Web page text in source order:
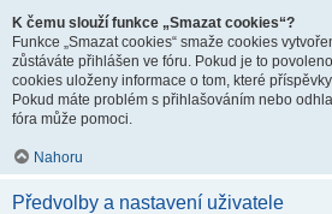
K čemu slouží funkce „Smazat cookies“?
Funkce „Smazat cookies“ smaže cookies
zůstáváte přihlášen ve fóru. Pokud je to
cookies uloženy informace o tom, které
Pokud máte problém s přihlašováním nebo
fóra může pomoci.
Nahoru
Předvolby a nastavení uživatele